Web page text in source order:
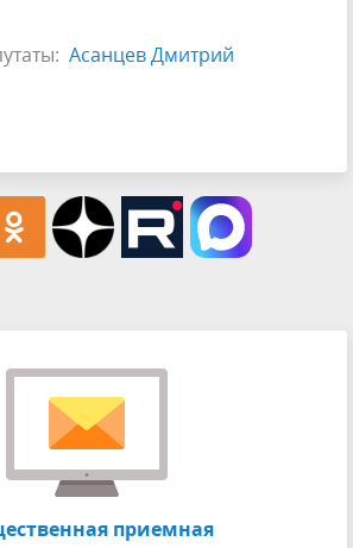
Асанцев Дмитрий
приемная